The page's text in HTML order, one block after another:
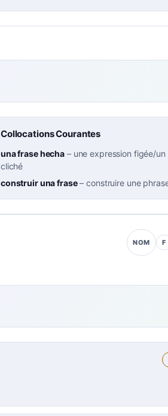
Collocations Courantes
una frase hecha – une expression figée/un
cliché
construir una frase–construire une
NOM F